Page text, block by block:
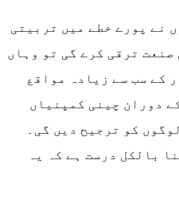
نے پورے خطے میں تربیتی
ترقی کرے گی تو وہاں
کے سب سے زیادہ مواقع
دوران چینی کمپنیاں
کو ترجیح دیں گی۔
بالکل درست ہے کہ یہ